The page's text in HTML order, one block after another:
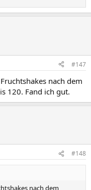
#147
nach dem
120. Fand ich gut.
#148